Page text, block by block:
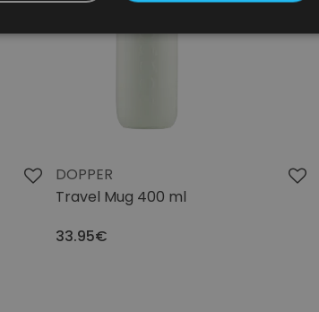
DOPPER
Travel Mug 400 ml
33.95€